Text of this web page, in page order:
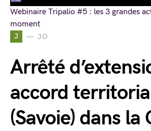
J JO
Arrêté
accord
(Savoie) dans la
Webinaire Tripalio #5 : les 3 grandes
moment